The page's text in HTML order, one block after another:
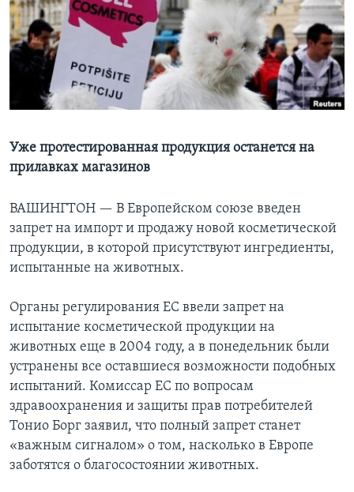
Learning English
СОЦИАЛЬНЫЕ СЕТИ
Языки
Уже протестированная продукция останется на
прилавках магазинов
ВАШИНГТОН — В Европейском союзе введен
запрет на импорт и продажу новой косметической
продукции, в которой присутствуют ингредиенты,
испытанные на животных.
Органы регулирования ЕС ввели запрет на
испытание косметической продукции на
животных еще в 2004 году, а в понедельник были
устранены все оставшиеся возможности подобных
испытаний. Комиссар ЕС по вопросам
здравоохранения и защиты прав потребителей
Тонио Борг заявил, что полный запрет станет
«важным сигналом» о том, насколько в Европе
заботятся о благосостоянии животных.